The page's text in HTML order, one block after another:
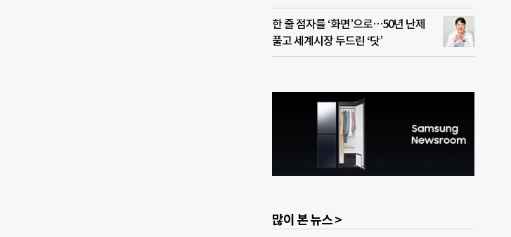
한 줄 점자를 ‘화면’으로…50년 난제
풀고 세계시장 두드린 ‘닷’
많이 본 뉴스 >